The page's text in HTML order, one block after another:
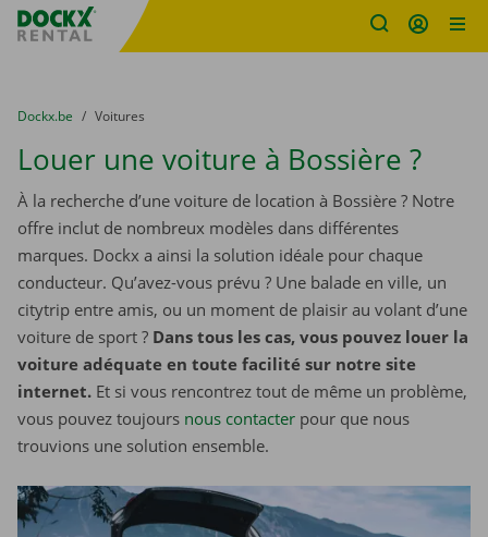
sitename
You are here:
du
Dockx.be to
Voitures
Louer une voiture à Bossière ?
À la recherche d’une voiture de location à Bossière ? Notre
offre inclut de nombreux modèles dans différentes
marques. Dockx a ainsi la solution idéale pour chaque
conducteur. Qu’avez-vous prévu ? Une balade en ville, un
citytrip entre amis, ou un moment de plaisir au volant d’une
voiture de sport ? Dans tous les cas, vous pouvez louer la
voiture adéquate en toute facilité sur notre site
internet. Et si vous rencontrez tout de même un problème,
vous pouvez toujours nous contacter pour que nous
trouvions une solution ensemble.